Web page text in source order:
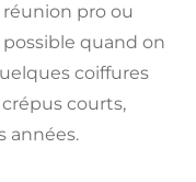
réunion pro ou
quand on
coiffures
courts,
années.